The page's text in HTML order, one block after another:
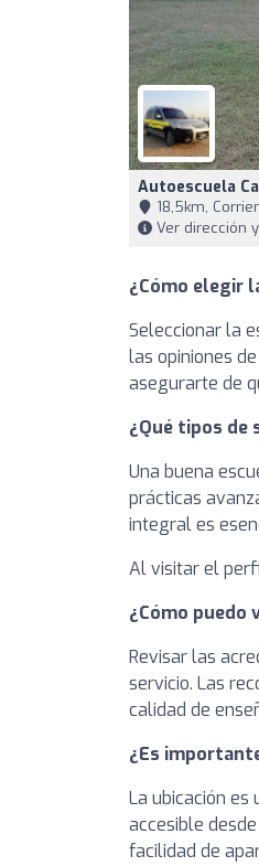
Autoescuela
18,5km,
Ver dirección
¿Cómo elegir
Seleccionar la
las opiniones
asegurarte de
¿Qué tipos de
Una buena
prácticas
integral es
Al visitar el
¿Cómo puedo
Revisar las
servicio. Las
calidad de
¿Es
La ubicación
accesible
facilidad de